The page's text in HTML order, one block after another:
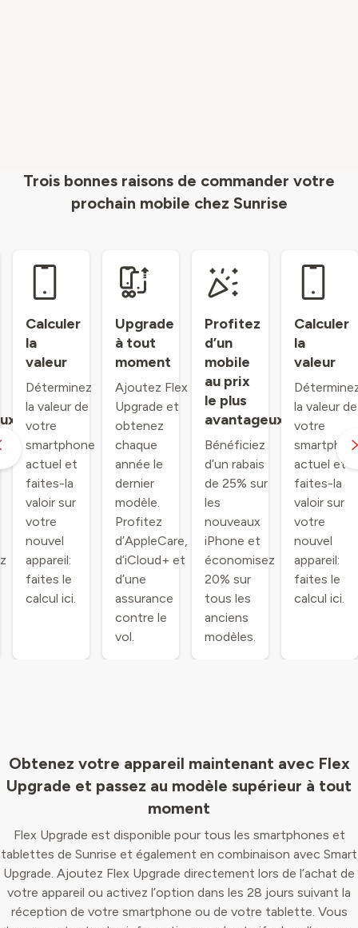
Trois bonnes raisons de commander votre
prochain mobile chez Sunrise
Calculer
la
valeur
Déterminez
la valeur de
votre
smartphone
actuel et
faites-la
valoir sur
votre
nouvel
appareil:
faites le
calcul ici.
Upgrade
à tout
moment
Ajoutez Flex
Upgrade et
obtenez
chaque
année le
dernier
modèle.
Profitez
d’AppleCare,
d’iCloud+ et
d’une
assurance
contre le
vol.
Profitez
d’un
mobile
au prix
le plus
avantageux.
Bénéficiez
d’un rabais
de 25% sur
les
nouveaux
iPhone et
économisez
20% sur
tous les
anciens
modèles.
Calculer
la
valeur
la valeur de
votre
actuel et
faites-la
valoir sur
votre
nouvel
appareil:
faites le
calcul ici.
Obtenez votre appareil maintenant avec Flex
Upgrade et passez au modèle supérieur à tout
moment
Flex Upgrade est disponible pour tous les smartphones et
tablettes de Sunrise et également en combinaison avec Smart
Upgrade. Ajoutez Flex Upgrade directement lors de l’achat de
votre appareil ou activez l’option dans les 28 jours suivant la
réception de votre smartphone ou de votre tablette. Vous